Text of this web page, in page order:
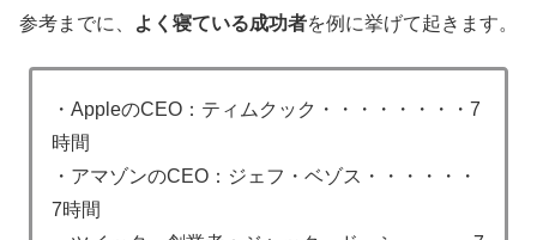
参考までに、 よく寝ている成功者を例に挙げて起きます。
・AppleのCEO：ティムクック・・・・・・・・7
時間
・アマゾンのCEO：ジェフ・ベゾス・・・・・・
7時間